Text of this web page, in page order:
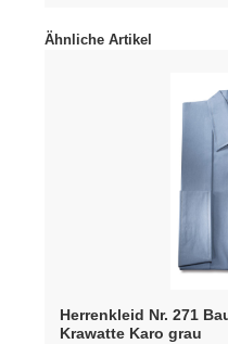
Produktgalerie überspringen
Ähnliche Artikel
Herrenkleid Nr. 271
Krawatte Karo grau